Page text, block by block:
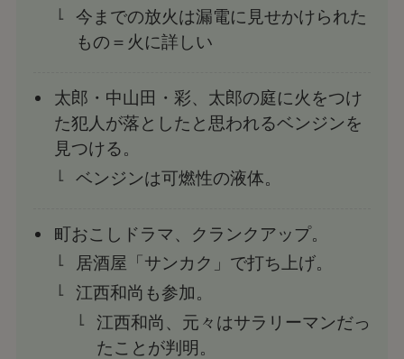
今までの放火は漏電に見せかけられた
もの＝火に詳しい
太郎・中山田・彩、太郎の庭に火をつけ
た犯人が落としたと思われるベンジンを
見つける。
ベンジンは可燃性の液体。
町おこしドラマ、クランクアップ。
居酒屋「サンカク」で打ち上げ。
江西和尚も参加。
江西和尚、元々はサラリーマンだっ
たことが判明。